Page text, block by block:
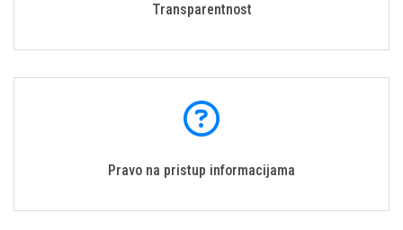
Transparentnost
Pravo na pristup informacijama